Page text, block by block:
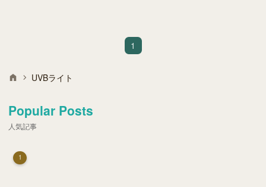
1
UVBライト
Popular Posts
人気記事
1